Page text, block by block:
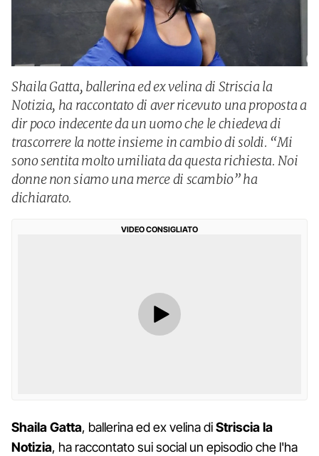
Shaila Gatta, ballerina ed ex velina di Striscia la
Notizia, ha raccontato di aver ricevuto una proposta a
dir poco indecente da un uomo che le chiedeva di
trascorrere la notte insieme in cambio di soldi. “Mi
sono sentita molto umiliata da questa richiesta. Noi
donne non siamo una merce di scambio” ha
dichiarato.
VIDEO CONSIGLIATO
Shaila Gatta, ballerina ed ex velina diStriscia la
Notizia, ha raccontato sui social un episodio che l'ha